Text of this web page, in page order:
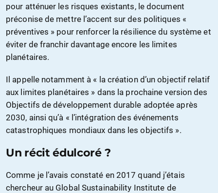
pour atténuer les risques existants, le document
préconise de mettre l’accent sur des politiques «
préventives » pour renforcer la résilience du système et
éviter de franchir davantage encore les limites
planétaires.
Il appelle notamment à « la création d’un objectif relatif
aux limites planétaires » dans la prochaine version des
Objectifs de développement durable adoptée après
2030, ainsi qu’à « l’intégration des événements
catastrophiques mondiaux dans les objectifs ».
Un récit édulcoré ?
Comme je l’avais constaté en 2017 quand j’étais
chercheur au Global Sustainability Institute de